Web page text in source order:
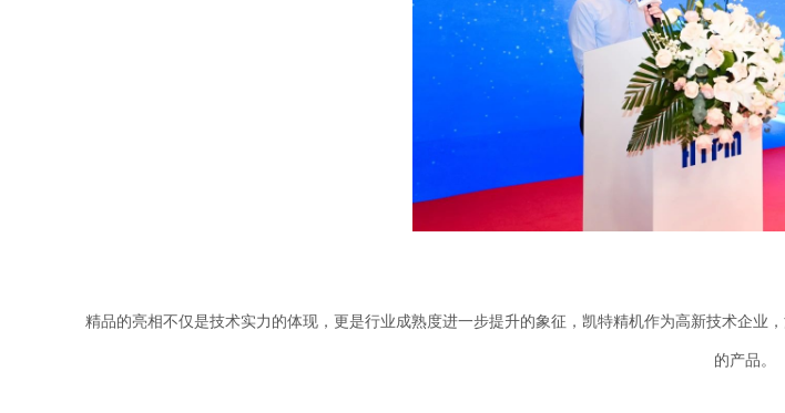
精品的亮相不仅是技术实力的体现，更是行业成熟度进一步提升的象征，凯特精机作为高新技术企
的产品。